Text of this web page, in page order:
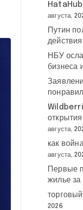
HataHub
августа,
Путин
НБУ
бизнеса
августа,
как
августа,
Первые
жилье
2026